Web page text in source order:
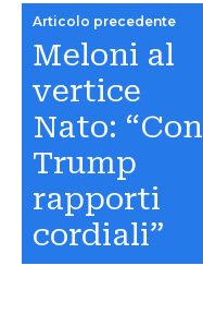
Articolo precedente
Meloni al
vertice
Nato: “Con
Trump
rapporti
cordiali”